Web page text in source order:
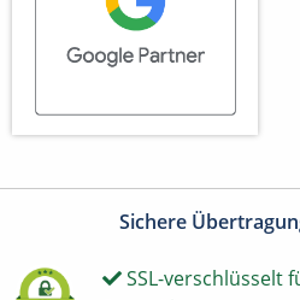
Sichere
SSL-verschlüsselt